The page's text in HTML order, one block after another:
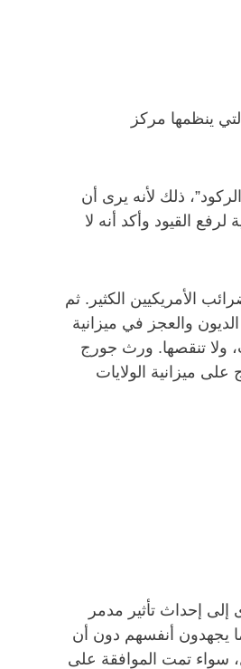
ينظمها مركز
ذلك لأنه يرى أن
القيود وأكد أنه لا
الأمريكيين الكثير. ثم
لقد خلقت الحرب مقداراً غريباً من الديون والعجز في ميزانية
ولا تنقصها. ورث جورج
ميزانية الولايات
إحداث تأثير مدمر
يجهدون أنفسهم دون أن
سواء تمت الموافقة على